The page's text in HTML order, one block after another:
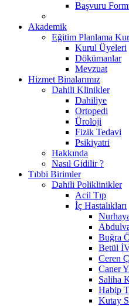
Başvuru
Akademik
Eğitim Planlama
Kurul Üyeleri
Dökümanlar
Mevzuat
Hizmet Binalarımız
Dahili Klinikler
Dahiliye
Ortopedi
Üroloji
Fizik Tedavi
Psikiyatri
Hakkında
Nasıl Gidilir ?
Tıbbi Birimler
Dahili Poliklinikler
Acil Tıp
İç Hastalıkları
Buğra
Betül
Ceren
Caner
Saliha
Habip
Kutay